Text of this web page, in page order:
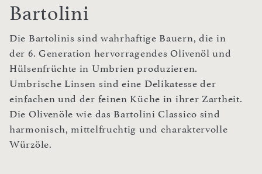
Bartolini
Die Bartolinis sind wahrhaftige Bauern, die in
der 6. Generation hervorragendes Olivenöl und
Hülsenfrüchte in Umbrien produzieren.
Umbrische Linsen sind eine Delikatesse der
einfachen und der feinen Küche in ihrer Zartheit.
Die Olivenöle wie das Bartolini Classico sind
harmonisch, mittelfruchtig und charaktervolle
Würzöle.